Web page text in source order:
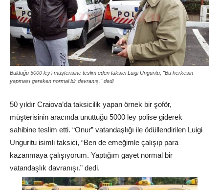
Bulduğu 5000 ley'i müşterisine teslim eden taksici Luigi Unguritu, "Bu herkesin
yapması gereken normal bir davranış." dedi
50 yıldır Craiova’da taksicilik yapan örnek bir şoför,
müşterisinin aracında unuttuğu 5000 ley polise giderek
sahibine teslim etti. “Onur” vatandaşlığı ile ödüllendirilen Luigi
Unguritu isimli taksici, “Ben de emeğimle çalışıp para
kazanmaya çalışıyorum. Yaptığım gayet normal bir
vatandaşlık davranışı.” dedi.